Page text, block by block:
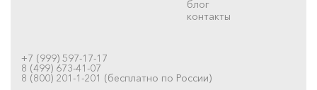
блог
контакты
+7 (999) 597-17-17
8 (499) 673-41-07
8 (800) 201-1-201 (бесплатно по России)